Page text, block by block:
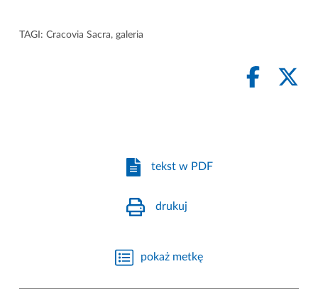
TAGI: Cracovia Sacra, galeria
tekst w PDF
drukuj
pokaż metkę